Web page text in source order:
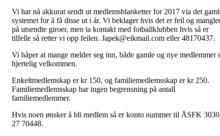
Vi har nå akkurat sendt ut medlemsblanketter for 2017 via det
systemet for å få disse ut i år. Vi beklager hvis det er feil og
på utsendte giroer, men ta kontakt med fotballklubben hvis så er
tilfelle så retter vi opp feilen. Japek@eikmail.com eller 48170437.
Vi håper at mange melder seg inn, både gamle og nye medlemmer
hjertelig velkommen.
Enkeltmedlemskap er kr 150, og familiemedlemsskap er kr 250.
Familiemedlemsskap har ingen begrensning på antall
familiemedlemmer.
Hvis noen ønsker å bli medlem så er konto nummer til ÅSFK 3030
27 70448.